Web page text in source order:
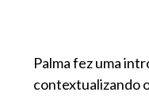
Palma fez uma
contextualizando